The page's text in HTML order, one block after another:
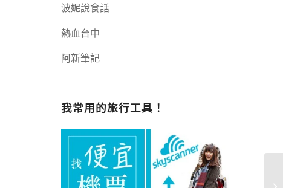
波妮說食話
熱血台中
阿新筆記嘉義+1 | 嘉義加一
我常用的旅行工具！